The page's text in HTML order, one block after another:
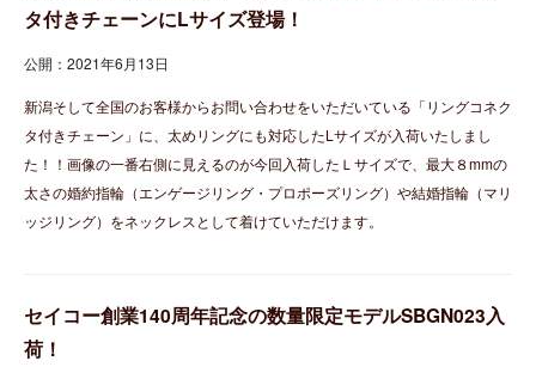
タ付きチェーンにLサイズ登場！
公開：2021年6月13日
新潟そして全国のお客様からお問い合わせをいただいている「リングコネク
タ付きチェーン」に、太めリングにも対応したLサイズが入荷いたしまし
た！！画像の一番右側に見えるのが今回入荷したＬサイズで、最大８mmの
太さの婚約指輪（エンゲージリング・プロポーズリング）や結婚指輪（マリ
ッジリング）をネックレスとして着けていただけます。
セイコー創業140周年記念の数量限定モデルSBGN023入
荷！